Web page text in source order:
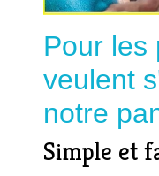
Pour les
veulent
notre
Simple et